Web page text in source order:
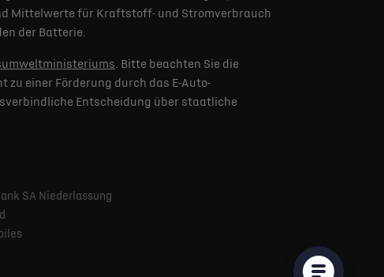
Mittelwerte für Kraftstoff- und Stromverbrauch
der Batterie.
. Bitte beachten Sie die
einer Förderung durch das E-Auto-
Entscheidung über staatliche
SA Niederlassung